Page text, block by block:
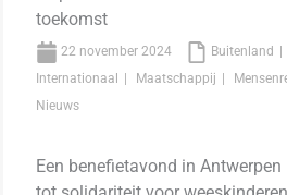
toekomst
22 november 2024
Buitenland
Internationaal
Maatschappij
Nieuws
Een benefietavond in Antwerpen